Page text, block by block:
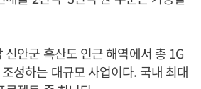
안군 흑산도 인근 해역에서 총 1G
성하는 대규모 사업이다. 국내 최대